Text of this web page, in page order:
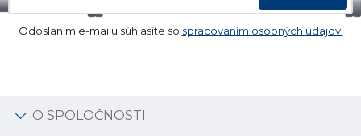
Odoslaním e-mailu súhlasíte so spracovaním osobných údajov.
O SPOLOČNOSTI